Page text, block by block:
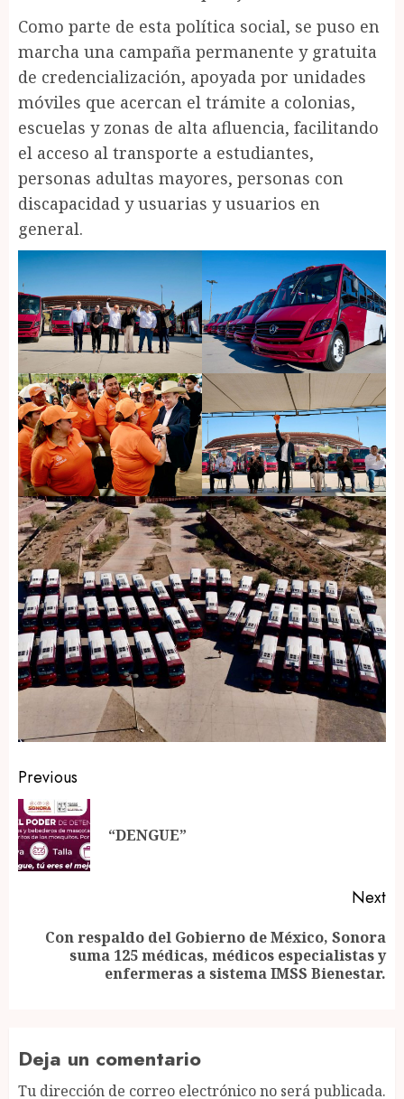
Como parte de esta política social, se puso en
marcha una campaña permanente y gratuita
de credencialización, apoyada por unidades
móviles que acercan el trámite a colonias,
escuelas y zonas de alta afluencia, facilitando
el acceso al transporte a estudiantes,
personas adultas mayores, personas con
discapacidad y usuarias y usuarios en
general.
Post
navigation
Previous
“DENGUE”
Next
Next
Con respaldo del Gobierno de México, Sonora
suma 125 médicas, médicos especialistas y
enfermeras a sistema IMSS Bienestar.
Deja un comentario
Tu dirección de correo electrónico no será publicada.